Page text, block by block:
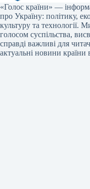
«Голос країни» —
про Україну: політику,
культуру та технології.
голосом суспільства,
справді важливі для
актуальні новини країни